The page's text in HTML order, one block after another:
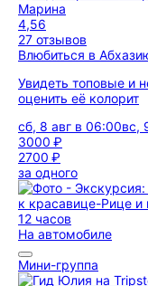
Марина
4,56
27 отзывов
Влюбиться в
Увидеть топовые и
оценить её колорит
сб, 8 авг в 06:00вс,
3000 ₽
2700 ₽
за одного
12 часов
На автомобиле
Мини-группа